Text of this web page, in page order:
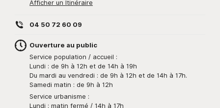
Afficher un Itinéraire
04 50 72 60 09
Ouverture au public
Service population / accueil :
Lundi : de 9h à 12h et de 14h à 19h
Du mardi au vendredi : de 9h à 12h et de 14h à 17h.
Samedi matin : de 9h à 12h
Service urbanisme :
Lundi : matin fermé / 14h à 17h